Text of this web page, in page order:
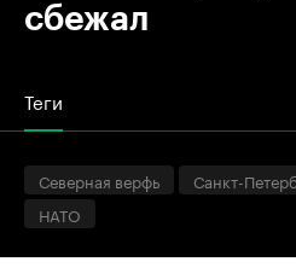
сбежал
Теги
Северная верфь Санкт-
НАТО